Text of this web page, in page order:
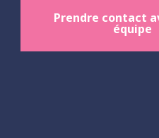
Prendre contact
équipe